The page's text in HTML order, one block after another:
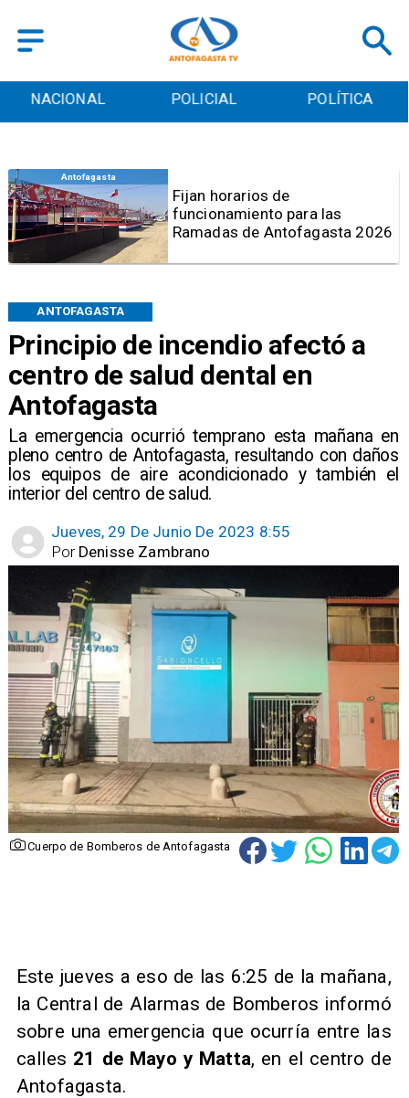
POLICIAL POLÍTICA CULTURA
Principio de incendio afectó a
centro de salud dental en
Antofagasta
La emergencia ocurrió temprano esta mañana en
pleno centro de Antofagasta, resultando con daños
los equipos de aire acondicionado y también el
interior del centro de salud.
ANTOFAGASTA
Jueves, 29 De Junio De 2023 8:55
Denisse Zambrano
Por
Cuerpo de Bomberos de Antofagasta
Antofagasta
Por graves deficiencias:
Prohiben uso de caldera en
Embotelladora Andina en
Antofagasta
Este jueves a eso de las 6:25 de la mañana,
la Central de Alarmas de Bomberos informó
sobre una emergencia que ocurría entre las
calles 21 de Mayo y Matta, en el centro de
Antofagasta.